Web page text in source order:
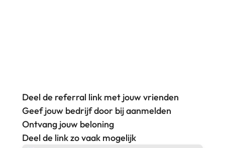
Deel de referral link met jouw vrienden
Geef jouw bedrijf door bij aanmelden
Ontvang jouw beloning
Deel de link zo vaak mogelijk